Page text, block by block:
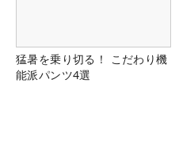
猛暑を乗り切る！ こだわり機
能派パンツ4選